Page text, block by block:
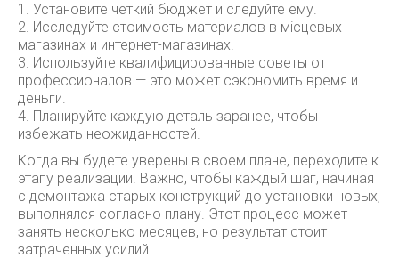
1. Установите четкий бюджет и следуйте ему.
2. Исследуйте стоимость материалов в місцевых
магазинах и интернет-магазинах.
3. Используйте квалифицированные советы от
профессионалов — это может сэкономить время и
деньги.
4. Планируйте каждую деталь заранее, чтобы
избежать неожиданностей.
Когда вы будете уверены в своем плане, переходите к
этапу реализации. Важно, чтобы каждый шаг, начиная
с демонтажа старых конструкций до установки новых,
выполнялся согласно плану. Этот процесс может
занять несколько месяцев, но результат стоит
затраченных усилий.